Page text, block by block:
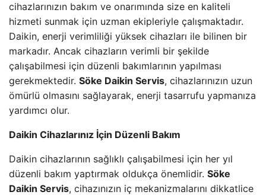
cihazlarınızın bakım ve onarımında size en kaliteli
hizmeti sunmak için uzman ekipleriyle çalışmaktadır.
Daikin, enerji verimliliği yüksek cihazları ile bilinen bir
markadır. Ancak cihazların verimli bir şekilde
çalışabilmesi için düzenli bakımlarının yapılması
gerekmektedir. Söke Daikin Servis, cihazlarınızın uzun
ömürlü olmasını sağlayarak, enerji tasarrufu yapmanıza
yardımcı olur.
Daikin Cihazlarınız İçin Düzenli Bakım
Daikin cihazlarının sağlıklı çalışabilmesi için her yıl
düzenli bakım yaptırmak oldukça önemlidir. Söke
Daikin Servis, cihazınızın iç mekanizmalarını dikkatlice